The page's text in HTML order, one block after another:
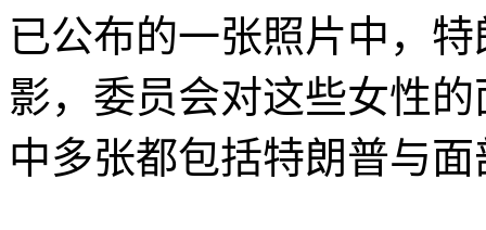
已公布的一张照片中，
影，委员会对这些女性
中多张都包括特朗普与